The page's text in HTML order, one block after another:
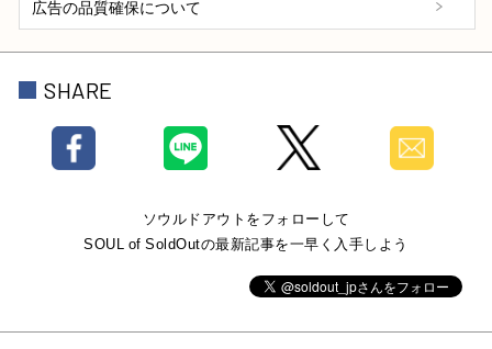
広告の品質確保について
SHARE
ソウルドアウトをフォローして
SOUL of SoldOutの最新記事を一早く入手しよう